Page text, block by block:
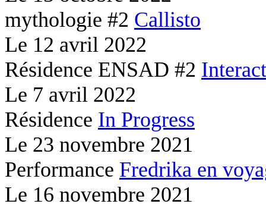
mythologie #2 Callisto
Le 12 avril 2022
Résidence ENSAD #2
Le 7 avril 2022
Résidence In Progress
Le 23 novembre 2021
Performance Fredrika en
Le 16 novembre 2021